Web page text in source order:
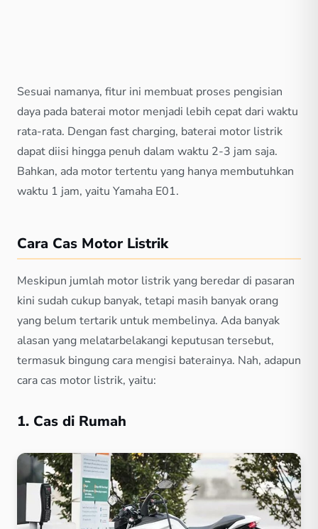
Sesuai namanya, fitur ini membuat proses pengisian
daya pada baterai motor menjadi lebih cepat dari waktu
rata-rata. Dengan fast charging, baterai motor listrik
dapat diisi hingga penuh dalam waktu 2-3 jam saja.
Bahkan, ada motor tertentu yang hanya membutuhkan
waktu 1 jam, yaitu Yamaha E01.
Cara Cas Motor Listrik
Meskipun jumlah motor listrik yang beredar di pasaran
kini sudah cukup banyak, tetapi masih banyak orang
yang belum tertarik untuk membelinya. Ada banyak
alasan yang melatarbelakangi keputusan tersebut,
termasuk bingung cara mengisi baterainya. Nah, adapun
cara cas motor listrik, yaitu:
1. Cas di Rumah